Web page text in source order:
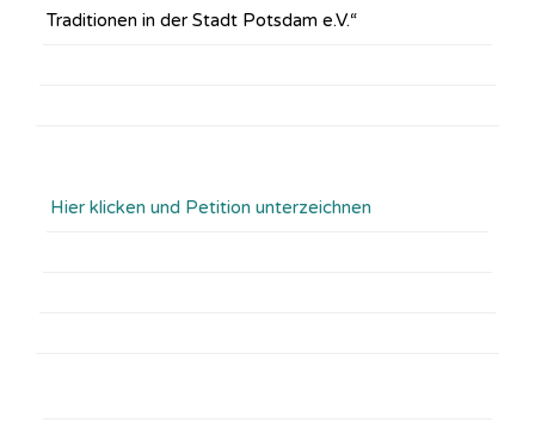
Traditionen in der Stadt Potsdam e.V.“
Hier klicken und Petition unterzeichnen